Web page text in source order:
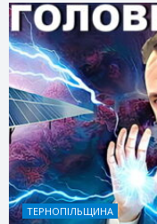
ТЕРНОПІЛЬЩИНА